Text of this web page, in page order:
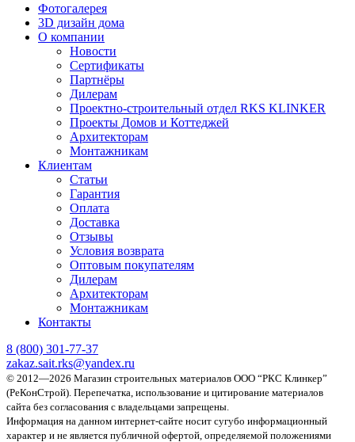
Фотогалерея
3D дизайн дома
О компании
Новости
Сертификаты
Партнёры
Дилерам
Проектно-строительный отдел RKS KLINKER
Проекты Домов и Коттеджей
Архитекторам
Монтажникам
Клиентам
Статьи
Гарантия
Оплата
Доставка
Отзывы
Условия возврата
Оптовым покупателям
Дилерам
Архитекторам
Монтажникам
Контакты
8 (800) 301-77-37
zakaz.sait.rks@yandex.ru
© 2012—2026 Магазин строительных материалов ООО “РКС Клинкер”
(РеКонСтрой). Перепечатка, использование и цитирование материалов
сайта без согласования с владельцами запрещены.
Информация на данном интернет-сайте носит сугубо информационный
характер и не является публичной офертой, определяемой положениями